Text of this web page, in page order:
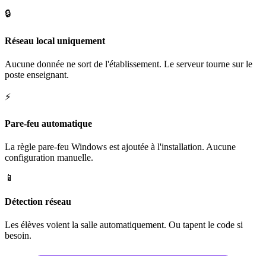
🔒
Réseau local uniquement
Aucune donnée ne sort de l'établissement. Le serveur tourne sur le
poste enseignant.
⚡
Pare-feu automatique
La règle pare-feu Windows est ajoutée à l'installation. Aucune
configuration manuelle.
📱
Détection réseau
Les élèves voient la salle automatiquement. Ou tapent le code si
besoin.